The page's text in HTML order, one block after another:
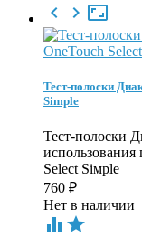

 
Тест-полоски
Simple
Тест-полоски
использования
Select Siмple
760 ₽
Нет в наличии
 